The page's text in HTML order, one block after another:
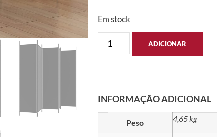
Em stock
ADICIONAR
INFORMAÇÃO ADICIONAL
Peso 4,65 kg